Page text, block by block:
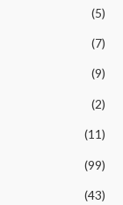
(5)
(7)
(9)
(2)
(11)
(99)
(43)